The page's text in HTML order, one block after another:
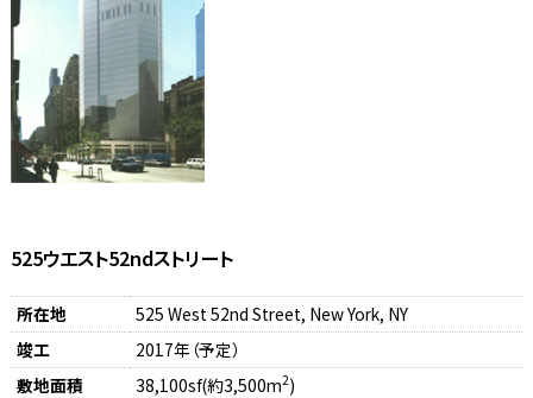
525ウエスト52ndストリート
所在地
525 West 52nd Street, New York, NY
竣工
2017年（予定）
敷地面積
38,100sf(約3,500m2)